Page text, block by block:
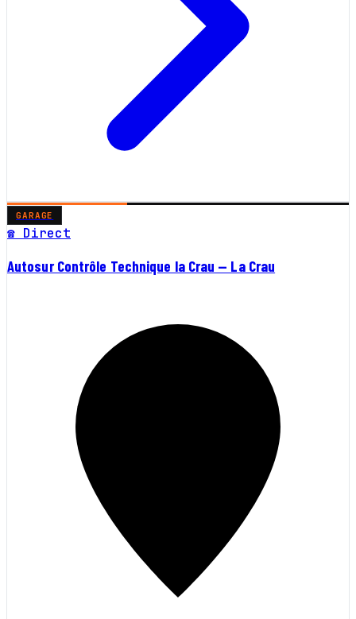
GARAGE
☎ Direct
Autosur Contrôle Technique la Crau — La Crau